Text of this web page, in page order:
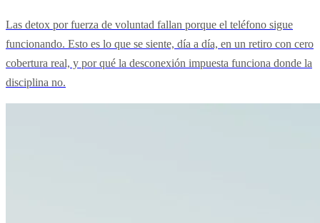
Las detox por fuerza de voluntad fallan porque el teléfono sigue
funcionando. Esto es lo que se siente, día a día, en un retiro con cero
cobertura real, y por qué la desconexión impuesta funciona donde la
disciplina no.